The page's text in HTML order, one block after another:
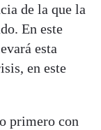
de la que la
En este
esta
en este
primero con